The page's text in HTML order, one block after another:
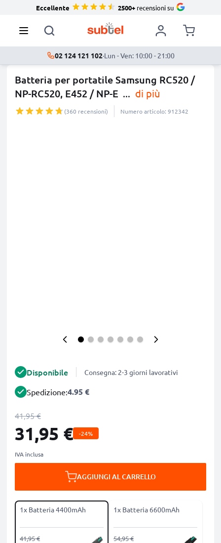
Eccellente 2500+recensioni su
02 124 121 102·Lun - Ven: 10:00 - 21:00
Batteria per portatile Samsung RC520 /
NP-RC520, E452 / NP-E ... di più
(360 recensioni) Numero articolo: 912342
Disponibile Consegna: 2-3 giorni lavorativi
Spedizione:4.95 €
41,95 €
31,95 € -24%
IVA inclusa
AGGIUNGI AL CARRELLO
1x Batteria 4400mAh
41,95 €
1x Batteria 6600mAh
54,95 €